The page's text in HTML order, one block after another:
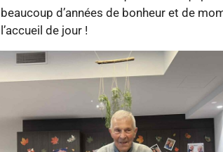
beaucoup d’années de bonheur et de
l’accueil de jour !